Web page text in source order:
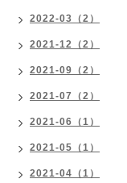
2022-03（2）
2021-12（2）
2021-09（2）
2021-07（2）
2021-06（1）
2021-05（1）
2021-04（1）